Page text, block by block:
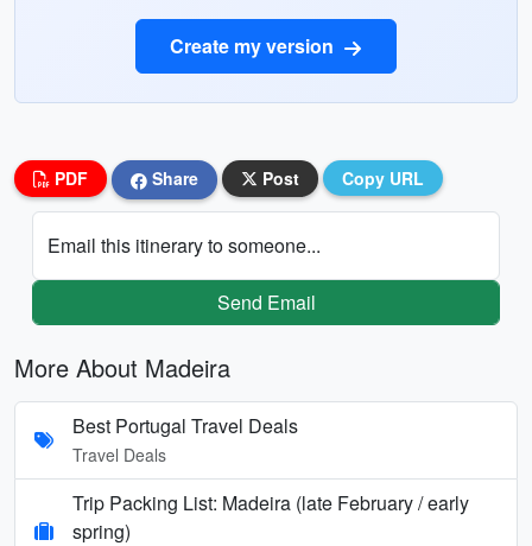
Create my version
PDF Share Post Copy URL
Email this itinerary to someone...
Send Email
More About Madeira
Best Portugal Travel Deals
Travel Deals
Trip Packing List: Madeira (late February / early
spring)